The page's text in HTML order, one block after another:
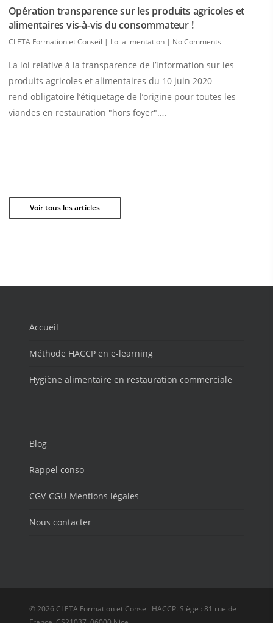
Opération transparence sur les produits agricoles et
alimentaires vis-à-vis du consommateur !
CLETA Formation et Conseil | Loi alimentation | No Comments
La loi relative à la transparence de l’information sur les
produits agricoles et alimentaires du 10 juin 2020
rend obligatoire l’étiquetage de l’origine pour toutes les
viandes en restauration "hors foyer".…
Voir tous les articles
Accueil
Méthode HACCP en e-learning
Hygiène alimentaire en restauration commerciale
Blog
Rappel conso
CGV-CGU-Mentions légales
Nous contacter
© 2026 CLETA Formation et Conseil HACCP. Siège : 81 rue de